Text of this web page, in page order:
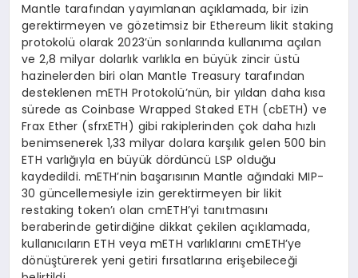
Mantle tarafından yayımlanan açıklamada, bir izin
gerektirmeyen ve gözetimsiz bir Ethereum likit staking
protokolü olarak 2023’ün sonlarında kullanıma açılan
ve 2,8 milyar dolarlık varlıkla en büyük zincir üstü
hazinelerden biri olan Mantle Treasury tarafından
desteklenen mETH Protokolü’nün, bir yıldan daha kısa
sürede as Coinbase Wrapped Staked ETH (cbETH) ve
Frax Ether (sfrxETH) gibi rakiplerinden çok daha hızlı
benimsenerek 1,33 milyar dolara karşılık gelen 500 bin
ETH varlığıyla en büyük dördüncü LSP olduğu
kaydedildi. mETH’nin başarısının Mantle ağındaki MIP-
30 güncellemesiyle izin gerektirmeyen bir likit
restaking token’ı olan cmETH’yi tanıtmasını
beraberinde getirdiğine dikkat çekilen açıklamada,
kullanıcıların ETH veya mETH varlıklarını cmETH’ye
dönüştürerek yeni getiri fırsatlarına erişebileceği